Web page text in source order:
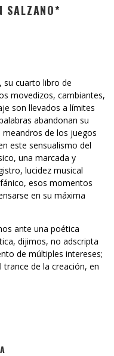
SALZANO*
su cuarto libro de
movedizos, cambiantes,
son llevados a límites
abandonan su
de los juegos
este sensualismo del
una marcada y
lucidez musical
esos momentos
en su máxima
ante una poética
dijimos, no adscripta
de múltiples intereses;
de la creación, en